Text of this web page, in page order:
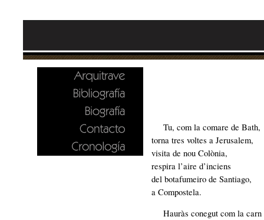
Tu, com la comare de Bath,
torna tres voltes a Jerusalem,
visita de nou Colònia,
respira l’aire d’inciens
del botafumeiro de Santiago,
a Compostela.
Hauràs conegut com la